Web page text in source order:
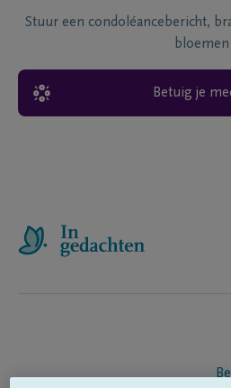
Stuur een condoléancebericht,
bloemen
Betuig je